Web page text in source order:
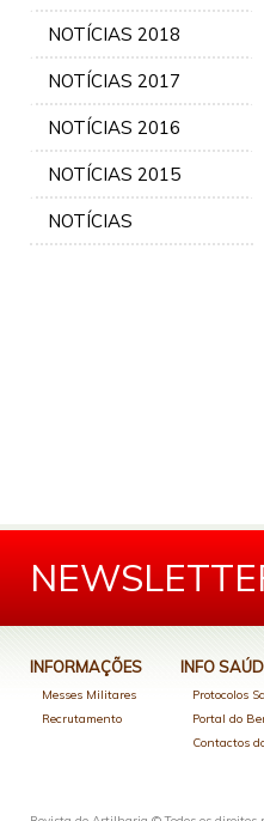
NOTÍCIAS 2018
NOTÍCIAS 2017
NOTÍCIAS 2016
NOTÍCIAS 2015
NOTÍCIAS
INFORMAÇÕES
Messes Militares
Recrutamento
INFO
Protocolos
Portal do
Contactos